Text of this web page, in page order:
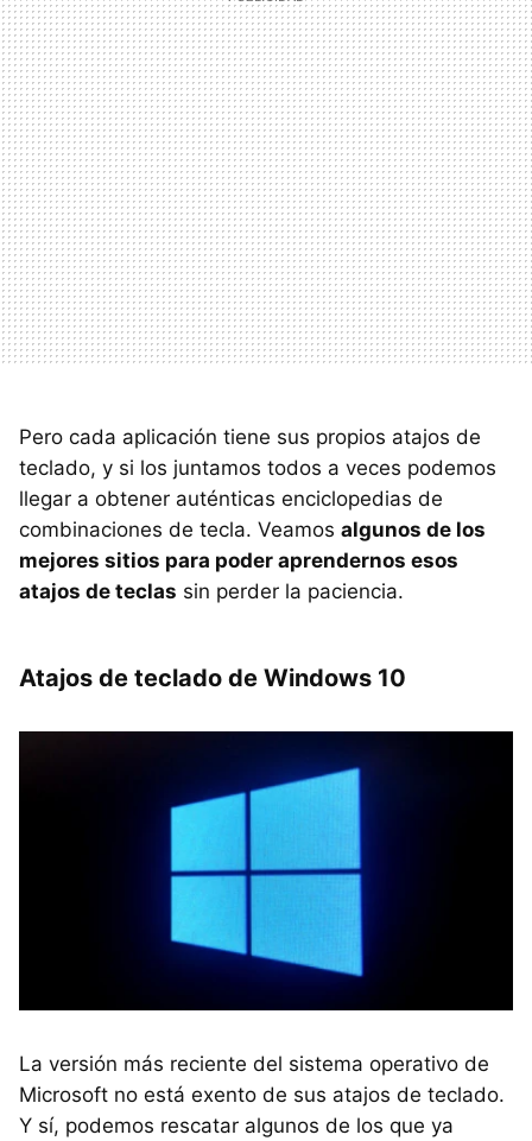
Pero cada aplicación tiene sus propios atajos de
teclado, y si los juntamos todos a veces podemos
llegar a obtener auténticas enciclopedias de
combinaciones de tecla. Veamos algunos de los
mejores sitios para poder aprendernos esos
atajos de teclas sin perder la paciencia.
Atajos de teclado de Windows 10
La versión más reciente del sistema operativo de
Microsoft no está exento de sus atajos de teclado.
Y sí, podemos rescatar algunos de los que ya